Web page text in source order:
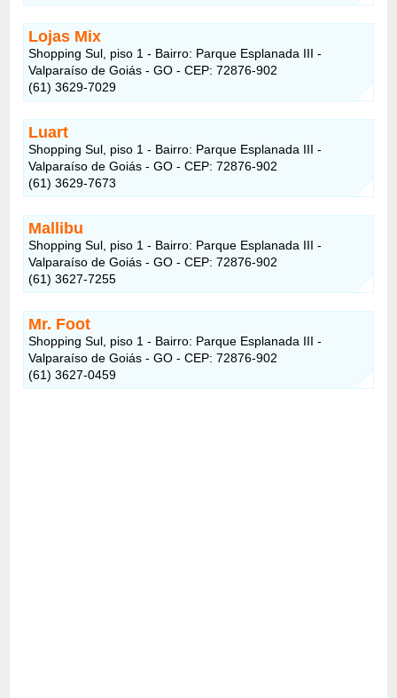
Lojas Mix
Shopping Sul, piso 1 - Bairro: Parque Esplanada III -
Valparaíso de Goiás - GO - CEP: 72876-902
(61) 3629-7029
Luart
Shopping Sul, piso 1 - Bairro: Parque Esplanada III -
Valparaíso de Goiás - GO - CEP: 72876-902
(61) 3629-7673
Mallibu
Shopping Sul, piso 1 - Bairro: Parque Esplanada III -
Valparaíso de Goiás - GO - CEP: 72876-902
(61) 3627-7255
Mr. Foot
Shopping Sul, piso 1 - Bairro: Parque Esplanada III -
Valparaíso de Goiás - GO - CEP: 72876-902
(61) 3627-0459